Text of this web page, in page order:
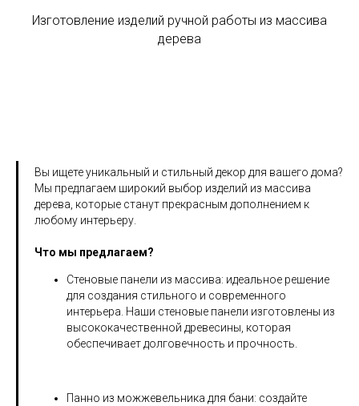
Изготовление изделий ручной работы из массива
дерева
Вы ищете уникальный и стильный декор для вашего дома?
Мы предлагаем широкий выбор изделий из массива
дерева, которые станут прекрасным дополнением к
любому интерьеру.
Что мы предлагаем?
Стеновые панели из массива: идеальное решение
для создания стильного и современного
интерьера. Наши стеновые панели изготовлены из
высококачественной древесины, которая
обеспечивает долговечность и прочность.
Панно из можжевельника для бани: создайте